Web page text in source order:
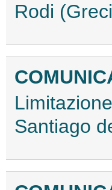
Rodi
Santiago